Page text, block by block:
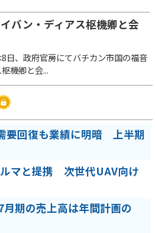
バン・ディアス枢機卿と会
日、政府官房にてバチカン市国の福音
機卿と会...
要回復も業績に明暗 上半期
マと提携 次世代UAV向け
期の売上高は年間計画の